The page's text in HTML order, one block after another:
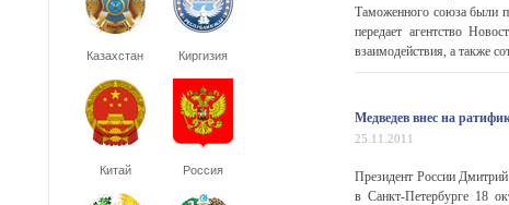
Казахстан Киргизия
Китай Россия
Таможенного союза были
передает агентство
взаимодействия, а также
Медведев внес на
25.11.2011
Президент России
в Санкт-Петербурге 18